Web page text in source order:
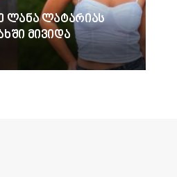
ლანა ლატარიას
მივიდა